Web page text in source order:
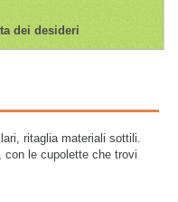
dei desideri
ritaglia materiali sottili.
con le cupolette che trovi